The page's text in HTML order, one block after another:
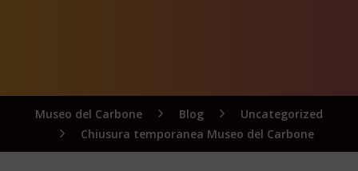
Museo del Carbone Blog
Uncategorized
Chiusura temporanea Museo del Carbone